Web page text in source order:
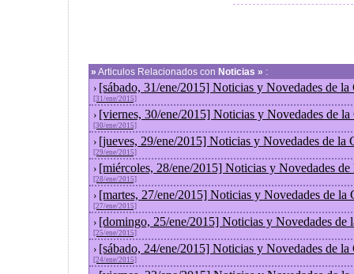
» Articulos Relacionados con Noticias » :
› [sábado, 31/ene/2015] Noticias y Novedades de la
[31/ene/2015]
› [viernes, 30/ene/2015] Noticias y Novedades de
[30/ene/2015]
› [jueves, 29/ene/2015] Noticias y Novedades de la
[29/ene/2015]
› [miércoles, 28/ene/2015] Noticias y Novedades
[28/ene/2015]
› [martes, 27/ene/2015] Noticias y Novedades de la
[27/ene/2015]
› [domingo, 25/ene/2015] Noticias y Novedades de
[25/ene/2015]
› [sábado, 24/ene/2015] Noticias y Novedades de la
[24/ene/2015]